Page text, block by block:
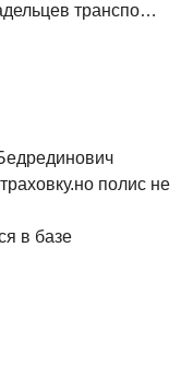
транспо…
полис не
в базе